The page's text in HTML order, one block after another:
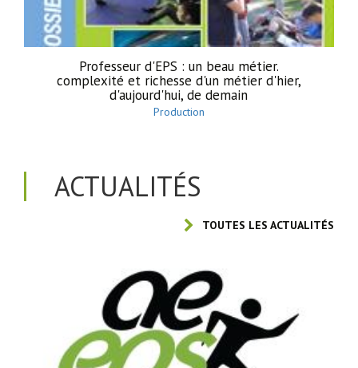
Professeur d'EPS : un beau métier.
complexité et richesse d'un métier d'hier,
d'aujourd'hui, de demain
Production
ACTUALITÉS
TOUTES LES ACTUALITÉS